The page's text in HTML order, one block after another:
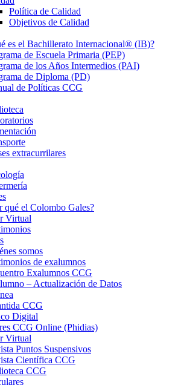
Política de Calidad
Objetivos de Calidad
es el Bachillerato Internacional® (IB)?
de Escuela Primaria (PEP)
de los Años Intermedios (PAI)
de Diploma (PD)
de Políticas CCG
extracurrilares
qué el Colombo Gales?
Virtual
somos
de exalumnos
Exalumnos CCG
– Actualización de Datos
CCG
Digital
CCG Online (Phidias)
Virtual
Puntos Suspensivos
Científica CCG
CCG